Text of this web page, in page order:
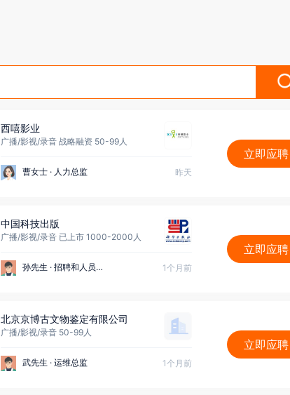
西嘻影业
广播/影视/录音 战略融资 50-99人
曹女士 ·人力总监 昨天
立即应聘
中国科技出版
广播/影视/录音 已上市 1000-2000人
孙先生 ·招聘和人员配置主管 1个月前
立即应聘
北京京博古文物鉴定有限公司
广播/影视/录音 50-99人
武先生 ·运维总监 1个月前
立即应聘